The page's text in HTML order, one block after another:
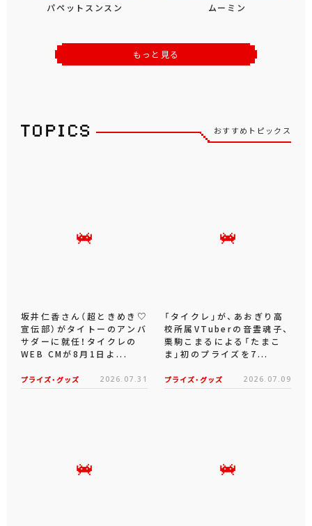
パペットスンスン ムーミン
もっと見る
おすすめトピックス
坂井仁香さん（超ときめき♡
宣伝部）がタイトーのアンバ
サダーに就任！タイクレの
WEB CMが8月1日よ...
プライズ・グッズ 2026.07.31
「タイクレ」が、あおぎり高
校所属VTuberの音霊魂子、
栗駒こまるによる「たまこ
ま」初のプライズを7...
プライズ・グッズ 2026.07.09